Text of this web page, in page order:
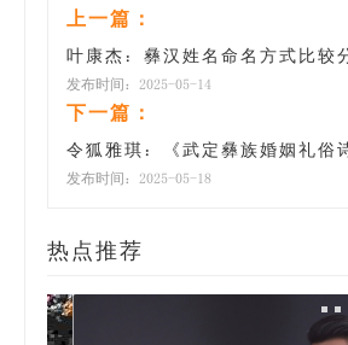
上一篇：
发布时间：2025-05-14
下一篇：
发布时间：2025-05-18
热点推荐